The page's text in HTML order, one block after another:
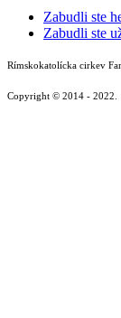
Zabudli ste
Zabudli ste
Rímskokatolícka cirkev
Copyright © 2014 - 2022.